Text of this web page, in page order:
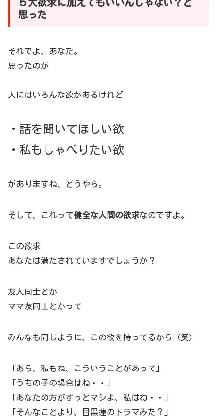
５大欲求に加えてもいいんじゃない？と
思った
それでよ、あなた。
思ったのが
人にはいろんな欲があるけれど
・ 話を聞いてほしい欲
・私もしゃべりたい欲
がありますね、どうやら。
そして、これって健全な人間の欲求なのですよ。
この欲求
あなたは満たされていますでしょうか？
友人同士とか
ママ友同士とかって
みんなも同じように、この欲を持ってるから（笑）
「あら、私もね、こういうことがあって」
「うちの子の場合はね・・」
「あなたの方がずっとマシよ、私はね・・」
「そんなことより、目黒蓮のドラマみた？」